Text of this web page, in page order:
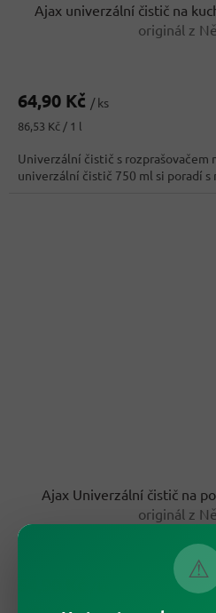
⚠
Ajax univerzální čistič na
originál z
64,90 Kč / ks
Měrná
86,53 Kč / 1 l
Univerzální čistič s rozprašovačem
univerzální čistič 750 ml si poradí s
Ajax Univerzální čistič na
originál z
54,90 Kč / 1 l